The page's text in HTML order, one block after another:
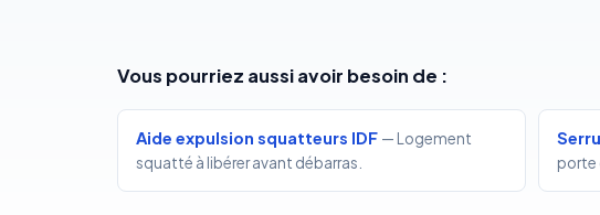
Vous pourriez aussi avoir besoin de :
Aide expulsion squatteurs IDF — Logement
squatté à libérer avant débarras.
porte